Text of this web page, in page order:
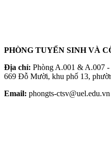
PHÒNG TUYỂN SINH VÀ
Địa chỉ: Phòng A.001 & A.007
669 Đỗ Mười, khu phố 13,
Email: phongts-ctsv@uel.edu.vn